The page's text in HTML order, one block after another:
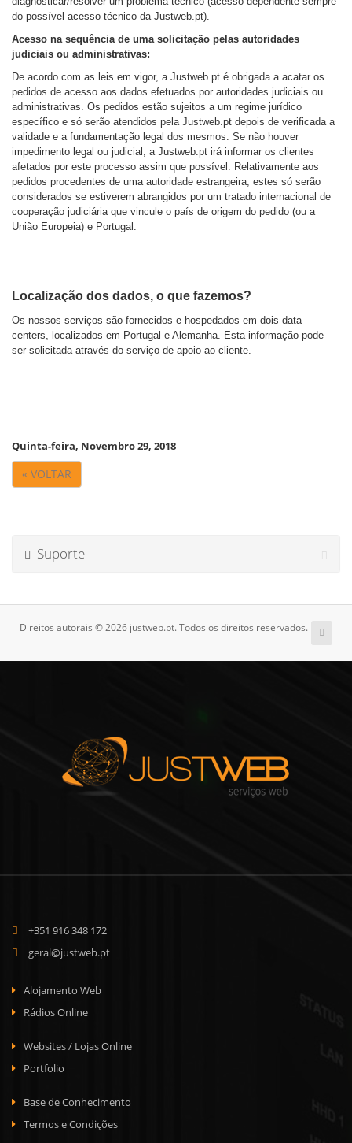
do possível acesso técnico da Justweb.pt).
Acesso na sequência de uma solicitação pelas autoridades
judiciais ou administrativas:
De acordo com as leis em vigor, a Justweb.pt é obrigada a acatar os
pedidos de acesso aos dados efetuados por autoridades judiciais ou
administrativas. Os pedidos estão sujeitos a um regime jurídico
específico e só serão atendidos pela Justweb.pt depois de verificada a
validade e a fundamentação legal dos mesmos. Se não houver
impedimento legal ou judicial, a Justweb.pt irá informar os clientes
afetados por este processo assim que possível. Relativamente aos
pedidos procedentes de uma autoridade estrangeira, estes só serão
considerados se estiverem abrangidos por um tratado internacional de
cooperação judiciária que vincule o país de origem do pedido (ou a
União Europeia) e Portugal.
Localização dos dados, o que fazemos?
Os nossos serviços são fornecidos e hospedados em dois data
centers, localizados em Portugal e Alemanha. Esta informação pode
ser solicitada através do serviço de apoio ao cliente.
Quinta-feira, Novembro 29, 2018
« VOLTAR
Suporte
Direitos autorais © 2026 justweb.pt. Todos os direitos reservados.
+351 916 348 172
geral@justweb.pt
Alojamento Web
Rádios Online
Websites / Lojas Online
Portfolio
Base de Conhecimento
Termos e Condições